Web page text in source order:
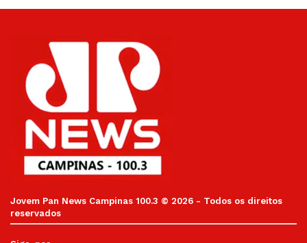
Jovem Pan News Campinas 100.3 © 2026 - Todos os direitos
reservados